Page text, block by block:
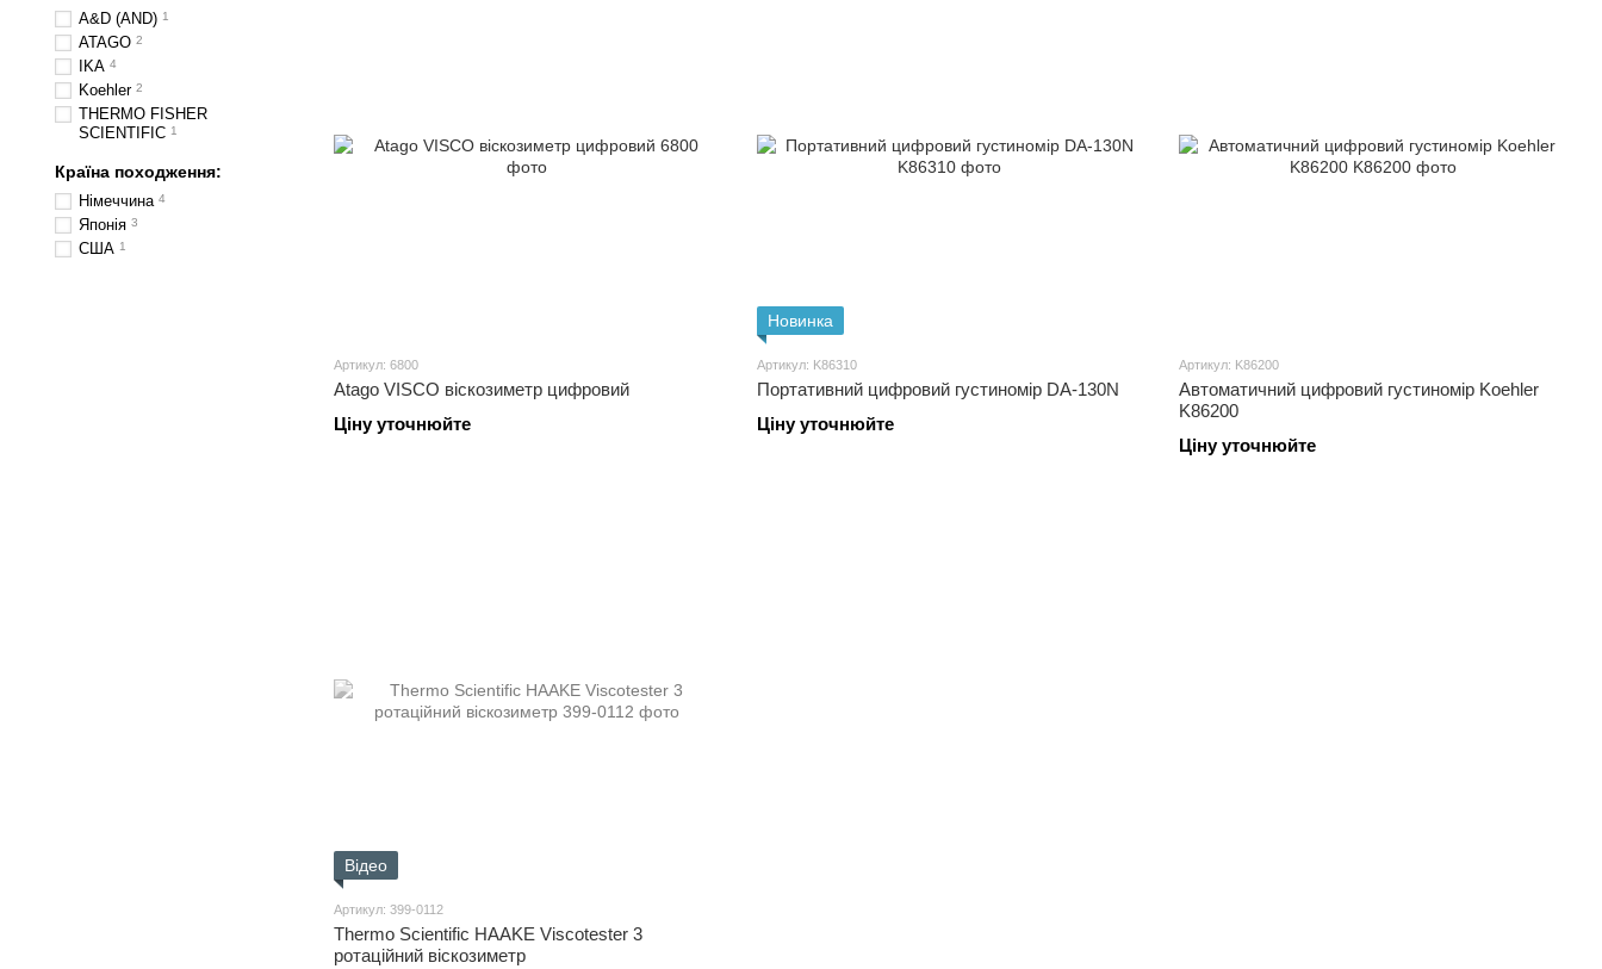
Артикул: 6800
Atago VISCO віскозиметр цифровий
Ціну уточнюйте
Новинка
Артикул: K86310
Портативний цифровий густиномір DA-130N
Ціну уточнюйте
Артикул: K86200
Автоматичний цифровий густиномір Koehler
K86200
Ціну уточнюйте
Відео
Артикул: 399-0112
Thermo Scientific HAAKE Viscotester 3
ротаційний віскозиметр
A&D (AND) 1
ATAGO 2
IKA 4
Koehler 2
THERMO FISHER
SCIENTIFIC 1
Країна походження:
Німеччина 4
Японія 3
США 1